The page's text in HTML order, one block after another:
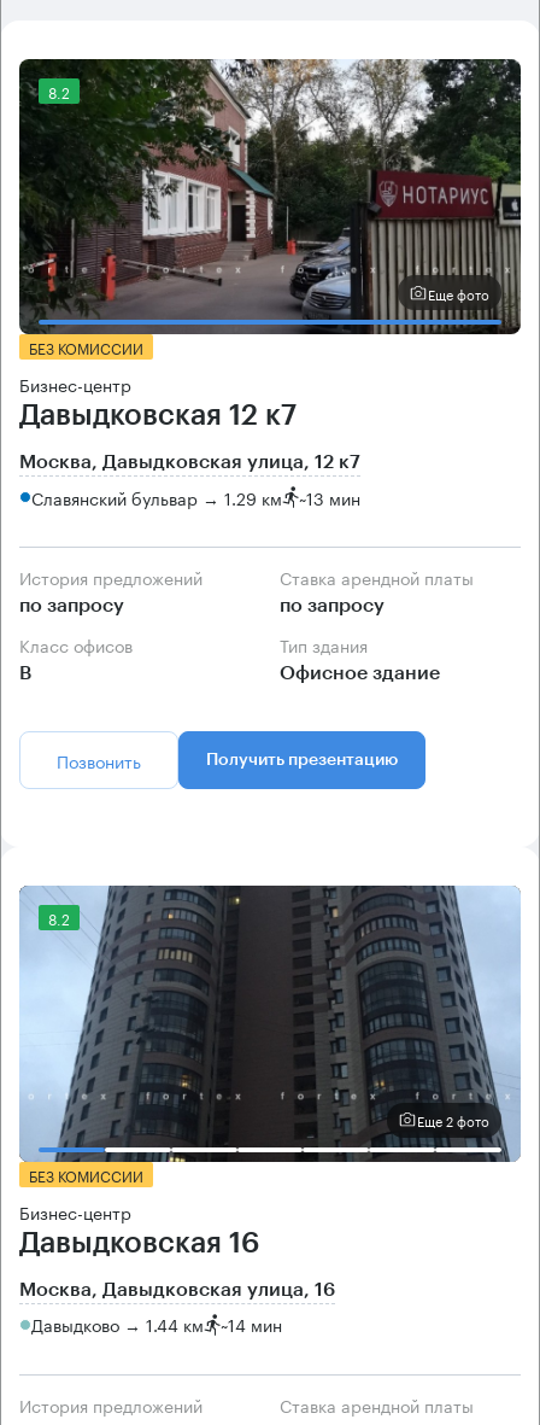
8.2
Еще фото
БЕЗ КОМИССИИ
Бизнес-центр
Давыдковская 12 к7
Москва, Давыдковская улица, 12 к7
Славянский бульвар → 1.29 км ~13 мин
История предложений
по запросу
Ставка арендной платы
по запросу
Класс офисов
B
Тип здания
Офисное здание
Позвонить Получить презентацию
8.2
Еще 2 фото
БЕЗ КОМИССИИ
Бизнес-центр
Давыдковская 16
Москва, Давыдковская улица, 16
Давыдково → 1.44 км ~14 мин
История предложений Ставка арендной платы